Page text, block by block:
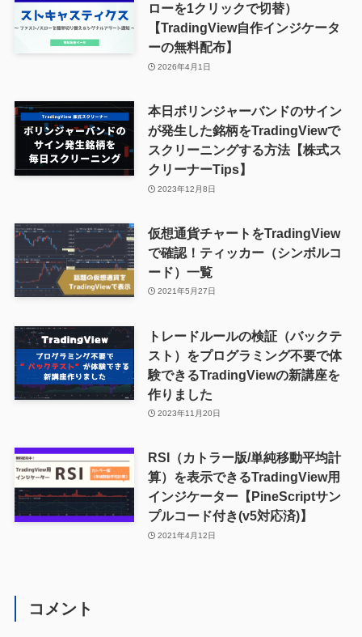
ローを1クリックで切替）
【TradingView自作インジケータ
ーの無料配布】
2026年4月1日
本日ボリンジャーバンドのサイン
が発生した銘柄をTradingViewで
スクリーニングする方法【株式ス
クリーナーTips】
2023年12月8日
仮想通貨チャートをTradingView
で確認！ティッカー（シンボルコ
ード）一覧
2021年5月27日
トレードルールの検証（バックテ
スト）をプログラミング不要で体
験できるTradingViewの新講座を
作りました
2023年11月20日
RSI（カトラー版/単純移動平均計
算）を表示できるTradingView用
インジケーター【PineScriptサン
プルコード付き(v5対応済)】
2021年4月12日
コメント